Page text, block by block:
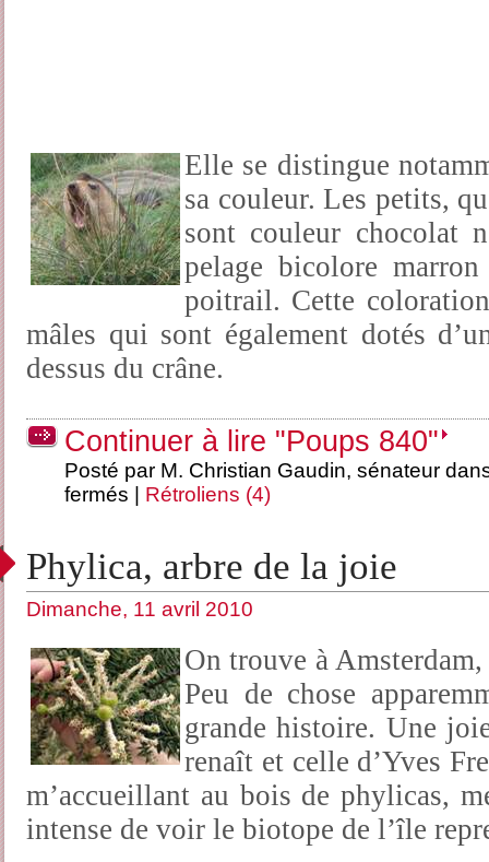
Elle se distingue
sa couleur. Les petits,
sont couleur chocolat
pelage bicolore
poitrail. Cette
mâles qui sont également dotés
dessus du crâne.
Continuer à lire "Poups 840"
Posté par M. Christian Gaudin, sénateur
fermés
Rétroliens (4)
Phylica, arbre de la joie
Dimanche, 11 avril 2010
On trouve à
Peu de chose
grande histoire. Une
renaît et celle d’Yves
m’accueillant au bois de phylicas,
intense de voir le biotope de l’île